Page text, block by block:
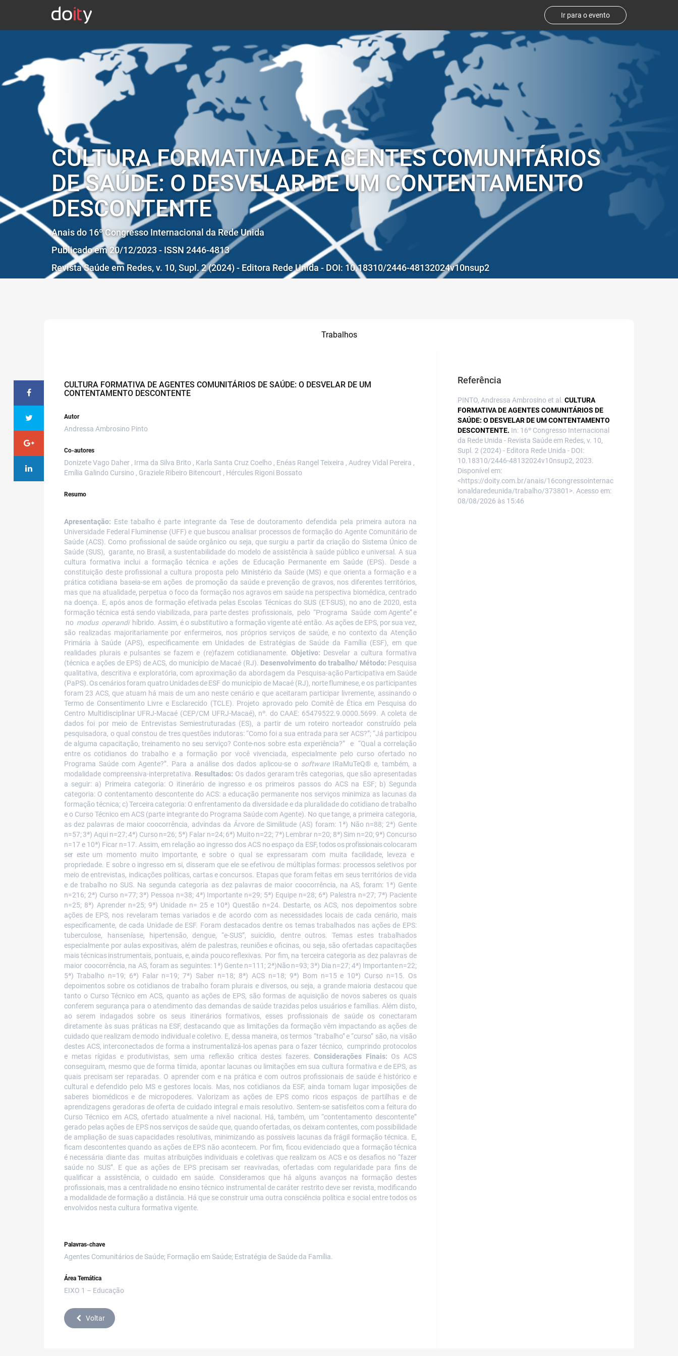
Ir para o evento
CULTURA FORMATIVA DE AGENTES COMUNITÁRIOS
DE SAÚDE: O DESVELAR DE UM CONTENTAMENTO
DESCONTENTE
Anais do 16º Congresso Internacional da Rede Unida
Publicado em 20/12/2023 - ISSN 2446-4813
Revista Saúde em Redes, v. 10, Supl. 2 (2024) - Editora Rede Unida - DOI: 10.18310/2446-48132024v10nsup2
Trabalhos
CULTURA FORMATIVA DE AGENTES COMUNITÁRIOS DE SAÚDE: O DESVELAR DE UM
CONTENTAMENTO DESCONTENTE
Autor
Andressa Ambrosino Pinto
Co-autores
Donizete Vago Daher , Irma da Silva Brito , Karla Santa Cruz Coelho , Enéas Rangel Teixeira , Audrey Vidal Pereira ,
Emília Galindo Cursino , Graziele Ribeiro Bitencourt , Hércules Rigoni Bossato
Resumo
Apresentação: Este tabalho é parte integrante da Tese de doutoramento defendida pela primeira autora na
Universidade Federal Fluminense (UFF) e que buscou analisar processos de formação do Agente Comunitário de
Saúde (ACS). Como profissional de saúde orgânico ou seja, que surgiu a partir da criação do Sistema Único de
Saúde (SUS), garante, no Brasil, a sustentabilidade do modelo de assistência à saúde público e universal. A sua
cultura formativa inclui a formação técnica e ações de Educação Permanente em Saúde (EPS). Desde a
constituição deste profissional a cultura proposta pelo Ministério da Saúde (MS) e que orienta a formação e a
prática cotidiana baseia-se em ações de promoção da saúde e prevenção de gravos, nos diferentes territórios,
mas que na atualidade, perpetua o foco da formação nos agravos em saúde na perspectiva biomédica, centrado
na doença. E, após anos de formação efetivada pelas Escolas Técnicas do SUS (ET-SUS), no ano de 2020, esta
formação técnica está sendo viabilizada, para parte destes profissionais, pelo “Programa Saúde com Agente” e
no modus operandi híbrido. Assim, é o substitutivo a formação vigente até então. As ações de EPS, porsua vez,
são realizadas majoritariamente por enfermeiros, nos próprios serviços de saúde, e no contexto da Atenção
Primária à Saúde (APS), especificamente em Unidades de Estratégias de Saúde da Família (ESF), em que
realidades plurais e pulsantes se fazem e (re)fazem cotidianamente.Objetivo: Desvelar a cultura formativa
(técnica e ações de EPS) de ACS, do município de Macaé (RJ). Desenvolvimento do trabalho/ Método: Pesquisa
qualitativa, descritiva e exploratória, com aproximação da abordagem da Pesquisa-ação Participativa emSaúde
(PaPS). Oscenáriosforamquatro UnidadesdeESF do município de Macaé (RJ), norte fluminese,eos participantes
foram 23 ACS, que atuam há mais de um ano neste cenário e que aceitaram participar livremente, assinando o
Termo de Consentimento Livre e Esclarecido (TCLE). Projeto aprovado pelo Comitê de Ética em Pesquisa do
Centro Multidisciplinar UFRJ-Macaé (CEP/CM UFRJ-Macaé), nº. do CAAE: 65479522.9.0000.5699. A coleta de
dados foi por meio de Entrevistas Semiestruturadas (ES), a partir de um roteiro norteador construído pela
pesquisadora, o qual constou de tres questões indutoras: “Como foi a sua entrada para ser ACS?”; “Já participou
de alguma capacitação, treinamento no seu serviço? Conte-nos sobre esta experiência?” e “Qual a correlação
entre os cotidianos do trabalho e a formação por você vivenciada, especialmente pelo curso ofertado no
Programa Saúde com Agente?”. Para a análise dos dados aplicou-se o software IRaMuTeQ® e, também, a
modalidade compreensiva-interpretativa. Resultados: Os dados geraram três categorias, que são apresentadas
a seguir: a) Primeira categoria: O itinerário de ingresso e os primeiros passos do ACS na ESF; b) Segunda
categoria: O contentamento descontente do ACS: a educação permanente nos serviços minimiza as lacunas da
formação técnica; c)Terceiracategoria: O enfrentamento da diversidade e da pluralidade do cotidiano de trabalho
e o Curso Técnico em ACS (parte integrante do Programa Saúde com Agente). No que tange, a primeira categoria,
as dez palavras de maior coocorrência, advindas da Árvore de Similitude (AS) foram: 1ª) Não n=88; 2ª) Gente
n=57; 3ª) Aqui n=27; 4ª) Curson=26; 5ª) Falar n=24; 6ª) Muito n=22; 7ª) Lembrar n=20; 8ª) Sim n=20; 9ª) Concurso
n=17 e 10ª) Ficar n=17. Assim, em relação ao ingresso dos ACS noespaçoda ESF,todos os profissionaiscolocaram
ser este um momento muito importante, e sobre o qual se expressaram com muita facilidade, leveza e
propriedade. E sobre o ingresso em si, disseram que ele se efetivou de múltiplas formas: processos seletivos por
meio de entrevistas, indicações políticas, cartas e concursos. Etapas que foram feitas em seus territórios de vida
e de trabalho no SUS. Na segunda categoria as dez palavras de maior coocorrência, na AS, foram: 1ª) Gente
n=216; 2ª) Curso n=77; 3ª) Pessoa n=38; 4ª) Importante n=29; 5ª) Equipe n=28; 6ª) Palestra n=27; 7ª) Paciente
n=25; 8ª) Aprender n=25; 9ª) Unidade n= 25 e 10ª) Questão n=24. Destarte, os ACS, nos depoimentos sobre
ações de EPS, nos revelaram temas variados e de acordo com as necessidades locais de cada cenário, mais
especificamente, de cada Unidade de ESF. Foram destacados dentre os temas trabalhados nas ações de EPS:
tuberculose, hanseníase,
hipertensão, dengue, “e-SUS”, suicídio, dentre outros. Temas estes trabalhados
especialmente por aulas expositivas, além de palestras, reuniões e oficinas, ou seja, são ofertadas capacitações
maistécnicas instrumentais, pontuais, e, ainda poucoreflexivas. Por fim, na terceira categoria as dez palavras de
maior coocorrência, na AS, foram as seguintes: 1ª) Gente n=111; 2ª)Não n=93; 3ª) Dia n=27; 4ª) Importante n=22;
5ª) Trabalho n=19; 6ª) Falar n=19; 7ª) Saber n=18; 8ª) ACS n=18; 9ª) Bom n=15 e 10ª) Curso n=15. Os
depoimentos sobre os cotidianos de trabalho foram plurais e diversos, ou seja, a grande maioria destacou que
tanto o Curso Técnico em ACS, quanto as ações de EPS, são formas de aquisição de novos saberes os quais
conferem segurança para o atendimento das demandas de saúde trazidas pelos usuários e famílias. Além disto,
ao serem indagados sobre os seus itinerários formativos, esses profissionais de saúde os conectaram
diretamente às suas práticas na ESF, destacando que as limitações da formação vêm impactando as ações de
cuidado que realizamde modo individual e coletivo. E, dessa maneira, os termos “trabalho”e “curso” são, na visão
destes ACS, interconectados de forma a instrumentalizá-los apenas para o fazer técnico, cumprindo protocolos
e metas rígidas e produtivistas, sem uma reflexão crítica destes fazeres. Considerações Finais: Os ACS
conseguiram, mesmo que de forma tímida, apontar lacunas ou limitações em sua cultura formativa e de EPS, as
quais precisam ser reparadas. O aprender com e na prática e com outros profissionais de saúde é histórico e
cultural e defendido pelo MS e gestores locais. Mas, nos cotidianos da ESF, ainda tomam lugar imposições de
saberes biomédicos e de micropoderes. Valorizam as ações de EPS como ricos espaços de partilhas e de
aprendizagens geradoras de oferta de cuidado integral e mais resolutivo. Sentem-se satisfeitos com a feitura do
Curso Técnico em ACS, ofertado atualmente a nível nacional. Há, também, um “contentamento descontente”
gerado pelas açõesde EPS nos serviços de saúdeque, quandoofertadas, os deixamcontentes, com possibilidade
de ampliação de suas capacidades resolutivas, minimizando as possíveis lacunas da frágil formação técnica. E,
ficam descontentes quando as ações de EPS não acontecem. Por fim, ficou evidenciado que a formação técnica
é necessária diante das muitas atribuições individuais e coletivas que realizam os ACS e os desafios no “fazer
saúde no SUS”. E que as ações de EPS precisam ser reavivadas, ofertadas com regularidade para fins de
qualificar a assistência, o cuidado em saúde. Consideramos que há alguns avanços na formação destes
profissionais, mas a centralidade no ensino técnico instrumental de caráter restrito deve ser revista, modificando
a modalidade de formação a distância. Há que se construir uma outra consciência política e social entre todos os
envolvidos nesta cultura formativa vigente.
Palavras-chave
Agentes Comunitários de Saúde; Formação em Saúde; Estratégia de Saúde da Família.
Área Temática
EIXO 1 – Educação
Voltar
Referência
PINTO, Andressa Ambrosino et al. CULTURA
FORMATIVA DE AGENTES COMUNITÁRIOS DE
SAÚDE: O DESVELAR DE UM CONTENTAMENTO
DESCONTENTE. In: 16º Congresso Internacional
da Rede Unida - Revista Saúde em Redes, v. 10,
Supl. 2 (2024) - Editora Rede Unida - DOI:
10.18310/2446-48132024v10nsup2, 2023.
Disponível em:
<https://doity.com.br/anais/16congressointernac
ionaldaredeunida/trabalho/373801>. Acesso em:
08/08/2026 às 15:46